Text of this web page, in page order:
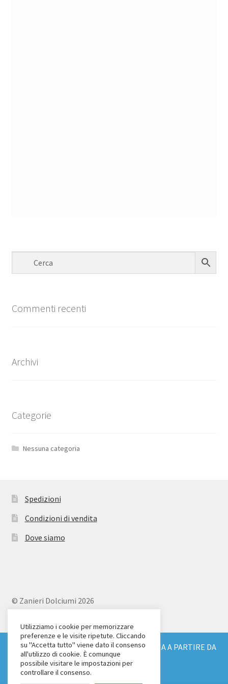
SPEDIZIONE GRATUITA IN TUTTA ITALIA A PARTIRE DA
€ 150
Ignora
Commenti recenti
Archivi
Categorie
Nessuna categoria
Spedizioni
Condizioni di vendita
Dove siamo
© Zanieri Dolciumi 2026
Via Alfieri 18
Scandicci (FI)
Tel. 055 2571707
C.F. e P.IVA: 04904430487
Utilizziamo i cookie per memorizzare
preferenze e le visite ripetute. Cliccando
su "Accetta tutto" viene dato il consenso
all'utilizzo di cookie. È comunque
possibile visitare le impostazioni per
controllare il consenso.